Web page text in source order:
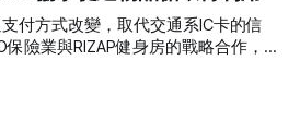
付方式改變，取代交通系IC卡的信
隱藏資產」和 Yakult 合作，利用